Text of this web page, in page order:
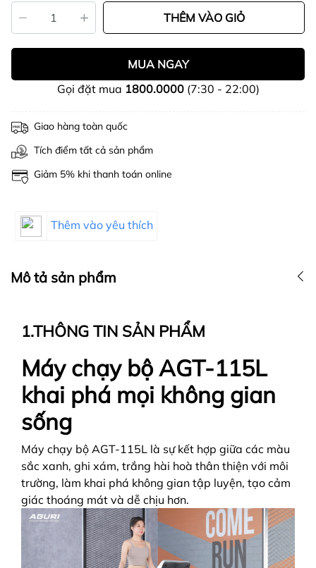
THÊM VÀO GIỎ
MUA NGAY
Gọi đặt mua 1800.0000(7:30 - 22:00)
Giao hàng toàn quốc
Tích điểm tất cả sản phẩm
Giảm 5% khi thanh toán online
Thêm vào yêu thích
Mô tả sản phẩm
1.THÔNG TIN SẢN PHẨM
Máy chạy bộ AGT-115L
khai phá mọi không gian
sống
Máy chạy bộ AGT-115L là sự kết hợp giữa các màu
sắc xanh, ghi xám, trắng hài hoà thân thiện với môi
trường, làm khai phá không gian tập luyện, tạo cảm
giác thoáng mát và dễ chịu hơn.